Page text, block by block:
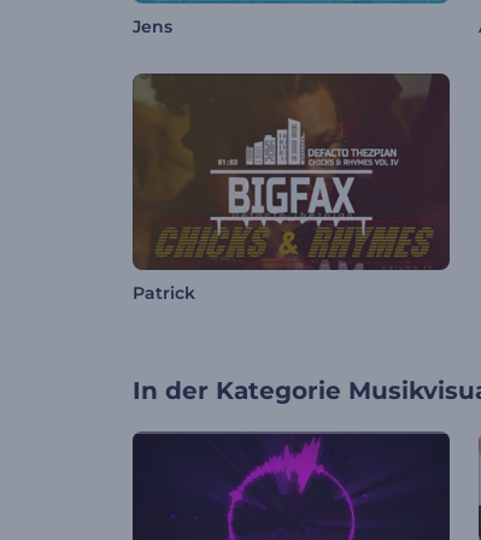
Jens
Patrick
In der Kategorie